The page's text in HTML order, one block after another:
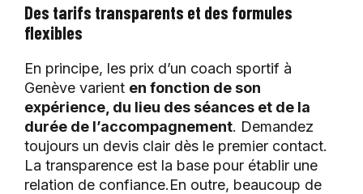
Des tarifs transparents et des formules
flexibles
En principe, les prix d’un coach sportif à
Genève varient en fonction de son
expérience, du lieu des séances et de la
durée de l’accompagnement. Demandez
toujours un devis clair dès le premier contact.
La transparence est la base pour établir une
relation de confiance.En outre, beaucoup de